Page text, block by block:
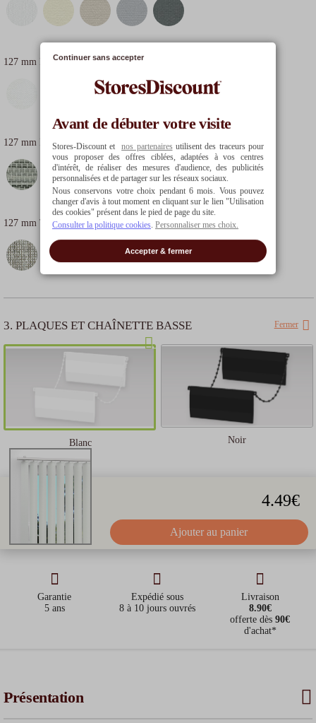
25€ 5€
127 mm M1 Trévira CS €€
127 mm Bois Tissé €€€€
127 mm Tamisant Chiné €€€
3. PLAQUES ET CHAÎNETTE BASSE Fermer
Blanc Noir
4.49€
Ajouter au panier
Garantie
5 ans
Expédié sous
8 à 10 jours ouvrés
Livraison
8.90€
offerte dès90€
d'achat*
Présentation
Avant de débuter votre visite
Stores-Discount etnos partenairesutilisent des traceurs pour
vous proposer des offres ciblées, adaptées à vos centres
d'intérêt, de réaliser des mesures d'audience, des publicités
personnalisées et de partager sur les réseaux sociaux.
Nous conservons votre choix pendant 6 mois. Vous pouvez
changer d'avis à tout moment en cliquant sur le lien "Utilisation
des cookies" présent dans le pied de page du site.
Consulter la politique cookies. Personnaliser mes choix.
Accepter & fermer
Continuer sans accepter